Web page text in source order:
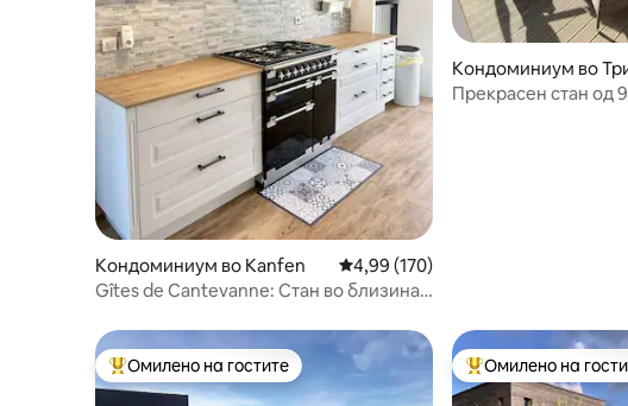
Кондоминиум во Kanfen Просечна оцена: 4,99 од 5, 170
4,99 (170)
Gîtes de Cantevanne: Стан во близина
Кондоминиум во
Прекрасен стан од
Меѓу најуспешните „Омилени на гостите“
Омилено на гостите Меѓу најуспешните
Омилено на